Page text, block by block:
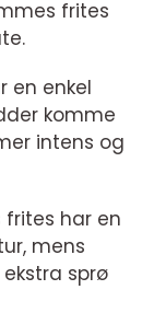
frites
en enkel
komme
intens og
frites har en
mens
sprø